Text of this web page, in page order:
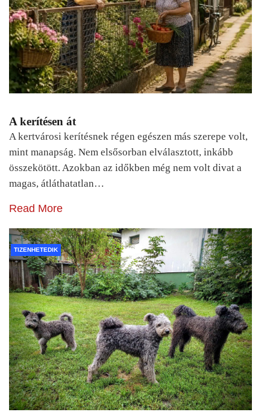
A kerítésen át
A kertvárosi kerítésnek régen egészen más szerepe volt,
mint manapság. Nem elsősorban elválasztott, inkább
összekötött. Azokban az időkben még nem volt divat a
magas, átláthatatlan…
Read More
TIZENHETEDIK